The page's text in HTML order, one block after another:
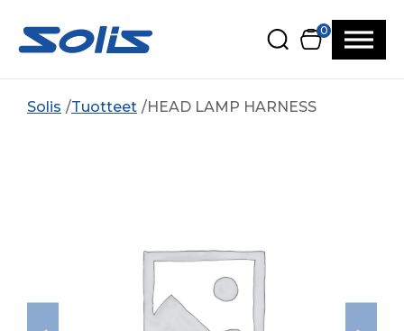
0
Solis Tuotteet HEAD LAMP HARNESS